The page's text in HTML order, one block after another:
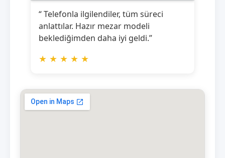
“ Telefonla ilgilendiler, tüm süreci
anlattılar. Hazır mezar modeli
beklediğimden daha iyi geldi.”
★ ★ ★ ★ ★